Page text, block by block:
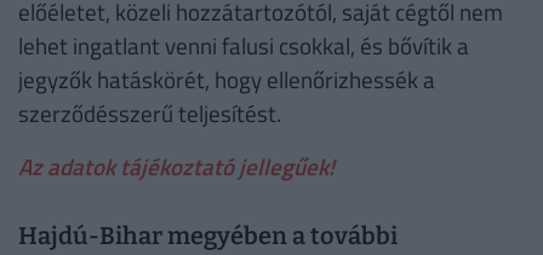
előéletet, közeli hozzátartozótól, saját cégtől nem
lehet ingatlant venni falusi csokkal, és bővítik a
jegyzők hatáskörét, hogy ellenőrizhessék a
szerződésszerű teljesítést.
Az adatok tájékoztató jellegűek!
Hajdú-Bihar megyében a további